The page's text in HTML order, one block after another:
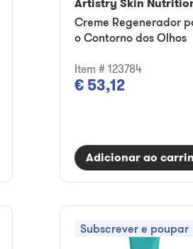
Artistry Skin
Creme Regenerador
o Contorno dos Olhos
Item # 123784
€ 53,12
Adicionar ao
Subscrever e poupar